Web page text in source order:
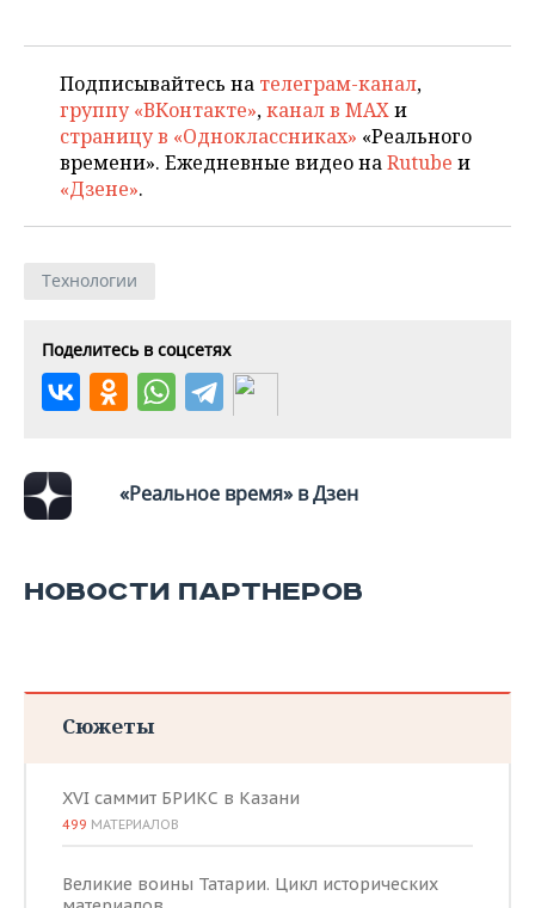
Подписывайтесь на телеграм-канал,
группу «ВКонтакте»,канал в MAXи
страницу в «Одноклассниках» «Реального
времени». Ежедневные видео наRutube и
«Дзене».
Технологии
Поделитесь в соцсетях
«Реальное время» в Дзен
НОВОСТИ ПАРТНЕРОВ
Сюжеты
XVI саммит БРИКС в Казани
499 МАТЕРИАЛОВ
Великие воины Татарии. Цикл исторических